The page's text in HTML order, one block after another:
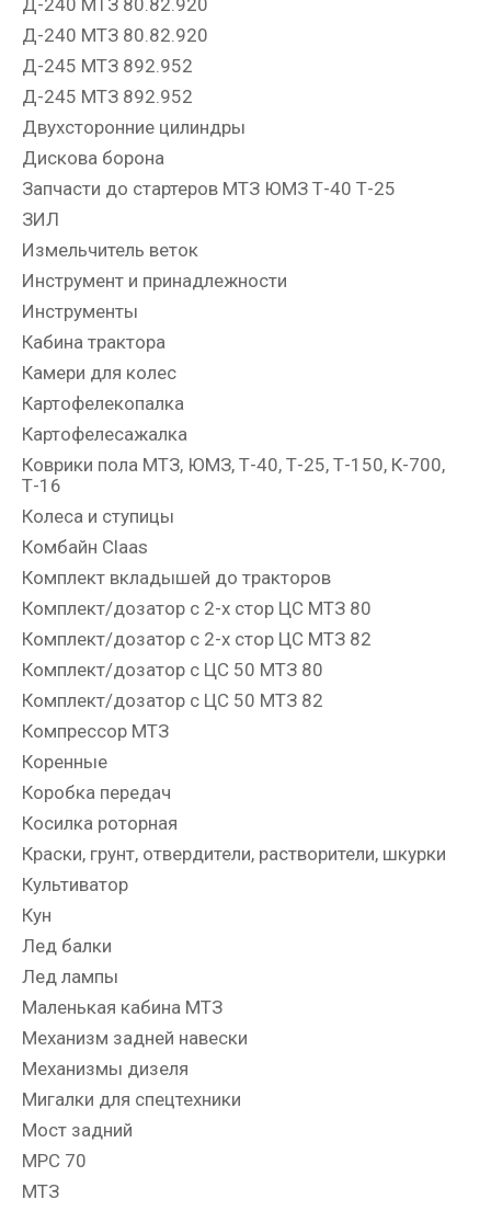
Д-240 МТЗ 80.82.920
Д-240 МТЗ 80.82.920
Д-245 МТЗ 892.952
Д-245 МТЗ 892.952
Двухсторонние цилиндры
Дискова борона
Запчасти до стартеров МТЗ ЮМЗ Т-40 Т-25
ЗИЛ
Измельчитель веток
Инструмент и принадлежности
Инструменты
Кабина трактора
Камери для колес
Картофелекопалка
Картофелесажалка
Коврики пола МТЗ, ЮМЗ, Т-40, Т-25, Т-150, К-700,
Т-16
Колеса и ступицы
Комбайн Claas
Комплект вкладышей до тракторов
Комплект/дозатор с 2-х стор ЦС МТЗ 80
Комплект/дозатор с 2-х стор ЦС МТЗ 82
Комплект/дозатор с ЦС 50 МТЗ 80
Комплект/дозатор с ЦС 50 МТЗ 82
Компрессор МТЗ
Коренные
Коробка передач
Косилка роторная
Краски, грунт, отвердители, растворители, шкурки
Культиватор
Кун
Лед балки
Лед лампы
Маленькая кабина МТЗ
Механизм задней навески
Механизмы дизеля
Мигалки для спецтехники
Мост задний
МРС 70
МТЗ